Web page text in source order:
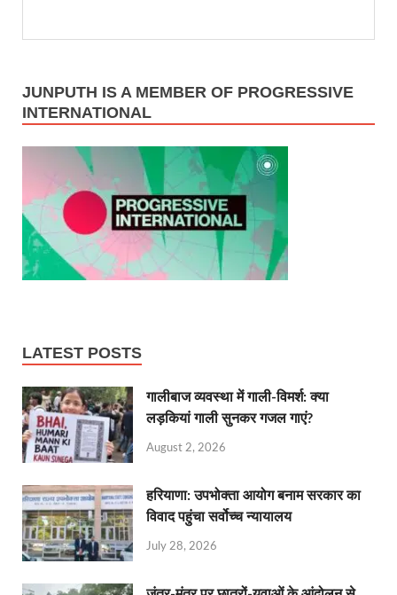
JUNPUTH IS A MEMBER OF PROGRESSIVE
INTERNATIONAL
LATEST POSTS
गालीबाज व्‍यवस्‍था में गाली-विमर्श: क्या
लड़कियां गाली सुनकर गजल गाएं?
August 2, 2026
हरियाणा: उपभोक्ता आयोग बनाम सरकार का
विवाद पहुंचा सर्वोच्च न्यायालय
July 28, 2026